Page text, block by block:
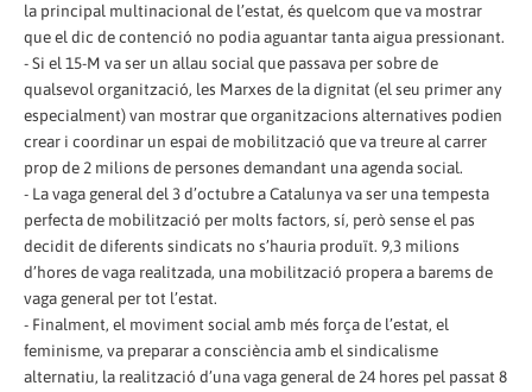
la principal multinacional de l’estat, és quelcom que va mostrar
que el dic de contenció no podia aguantar tanta aigua pressionant.
- Si el 15-M va ser un allau social que passava per sobre de
qualsevol organització, les Marxes de la dignitat (el seu primer any
especialment) van mostrar que organitzacions alternatives podien
crear i coordinar un espai de mobilització que va treure al carrer
prop de 2 milions de persones demandant una agenda social.
- La vaga general del 3 d’octubre a Catalunya va ser una tempesta
perfecta de mobilització per molts factors, sí, però sense el pas
decidit de diferents sindicats no s’hauria produït. 9,3 milions
d’hores de vaga realitzada, una mobilització propera a barems de
vaga general per tot l’estat.
- Finalment, el moviment social amb més força de l’estat, el
feminisme, va preparar a consciència amb el sindicalisme
alternatiu, la realització d’una vaga general de 24 hores pel passat 8